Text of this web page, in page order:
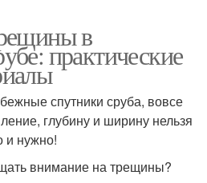
в
практические
спутники сруба, вовсе
глубину и ширину нельзя
и нужно!
внимание на трещины?